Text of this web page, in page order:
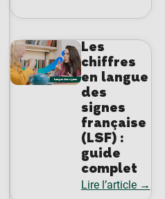
Les
chiffres
en langue
des
signes
française
(LSF) :
guide
complet
Lire l’article →